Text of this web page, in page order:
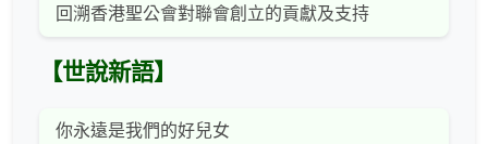
回溯香港聖公會對聯會創立的貢獻及支持
【世說新語】
你永遠是我們的好兒女